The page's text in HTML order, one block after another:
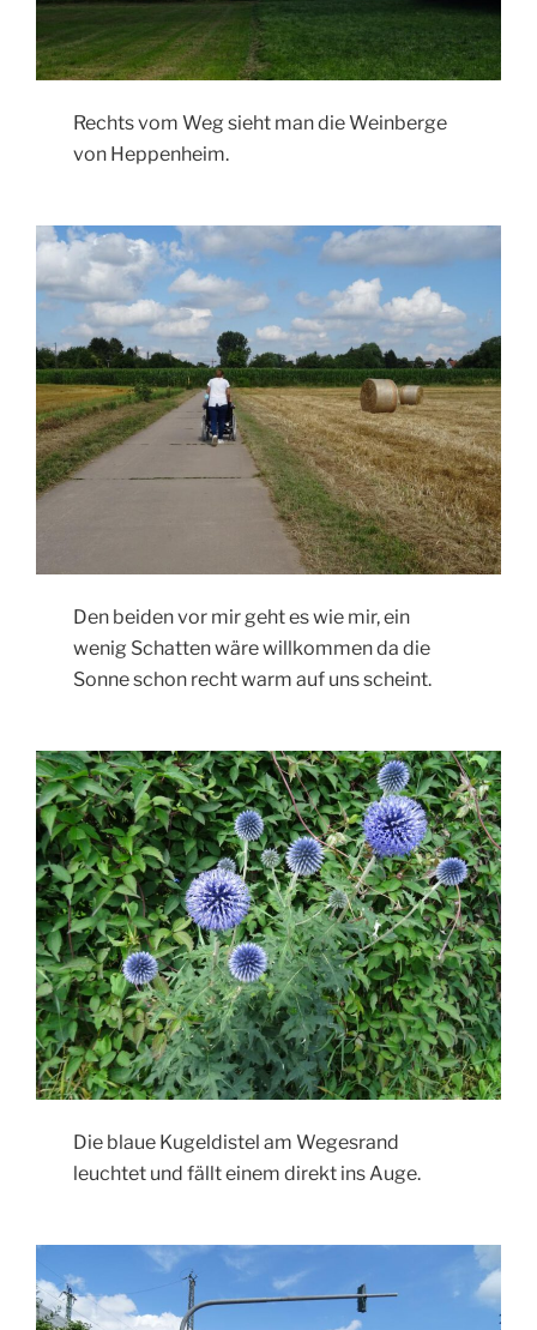
Rechts vom Weg sieht man die Weinberge
von Heppenheim.
Den beiden vor mir geht es wie mir, ein
wenig Schatten wäre willkommen da die
Sonne schon recht warm auf uns scheint.
Die blaue Kugeldistel am Wegesrand
leuchtet und fällt einem direkt ins Auge.